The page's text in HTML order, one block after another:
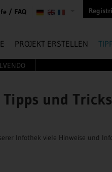
/ FAQ
PROJEKT ERSTELLEN
und
Infothek viele Hinweise und